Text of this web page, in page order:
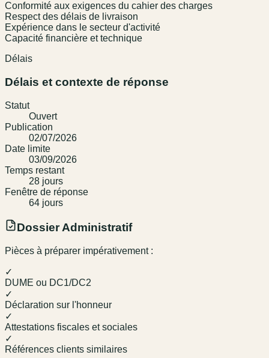
Conformité aux exigences du cahier des charges
Respect des délais de livraison
Expérience dans le secteur d'activité
Capacité financière et technique
Délais
Délais et contexte de réponse
Statut
Ouvert
Publication
02/07/2026
Date limite
03/09/2026
Temps restant
28 jours
Fenêtre de réponse
64 jours
Dossier Administratif
Pièces à préparer impérativement :
✓
DUME ou DC1/DC2
✓
Déclaration sur l'honneur
✓
Attestations fiscales et sociales
✓
Références clients similaires